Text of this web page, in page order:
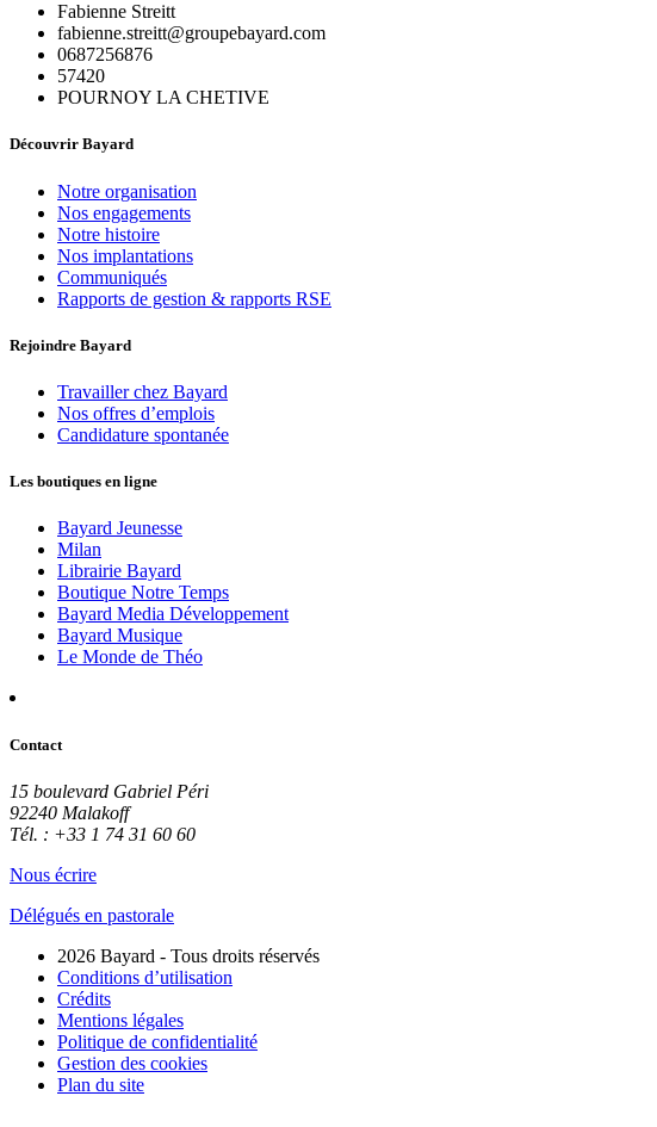
Fabienne Streitt
fabienne.streitt@groupebayard.com
0687256876
57420
POURNOY LA CHETIVE
Découvrir Bayard
Notre organisation
Nos engagements
Notre histoire
Nos implantations
Communiqués
Rapports de gestion & rapports RSE
Rejoindre Bayard
Travailler chez Bayard
Nos offres d’emplois
Candidature spontanée
Les boutiques en ligne
Bayard Jeunesse
Milan
Librairie Bayard
Boutique Notre Temps
Bayard Media Développement
Bayard Musique
Le Monde de Théo
Contact
15 boulevard Gabriel Péri
92240 Malakoff
Tél. : +33 1 74 31 60 60
Nous écrire
Délégués en pastorale
2026 Bayard - Tous droits réservés
Conditions d’utilisation
Crédits
Mentions légales
Politique de confidentialité
Gestion des cookies
Plan du site